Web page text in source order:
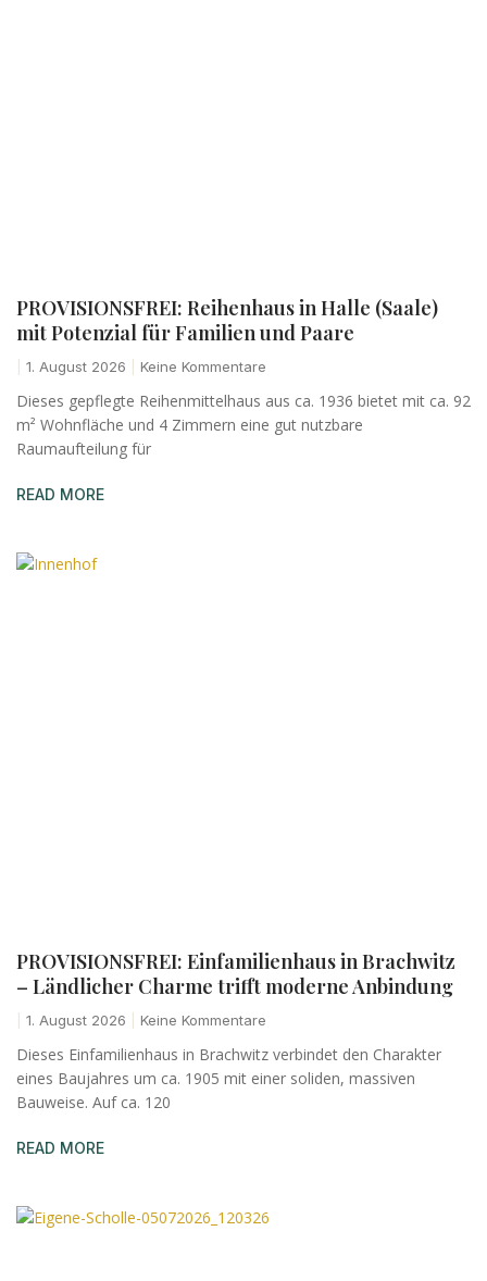
PROVISIONSFREI: Reihenhaus in Halle (Saale)
mit Potenzial für Familien und Paare
1. August 2026 Keine Kommentare
Dieses gepflegte Reihenmittelhaus aus ca. 1936 bietet mit ca. 92
m² Wohnfläche und 4 Zimmern eine gut nutzbare
Raumaufteilung für
READ MORE
PROVISIONSFREI: Einfamilienhaus in Brachwitz
– Ländlicher Charme trifft moderne Anbindung
1. August 2026 Keine Kommentare
Dieses Einfamilienhaus in Brachwitz verbindet den Charakter
eines Baujahres um ca. 1905 mit einer soliden, massiven
Bauweise. Auf ca. 120
READ MORE